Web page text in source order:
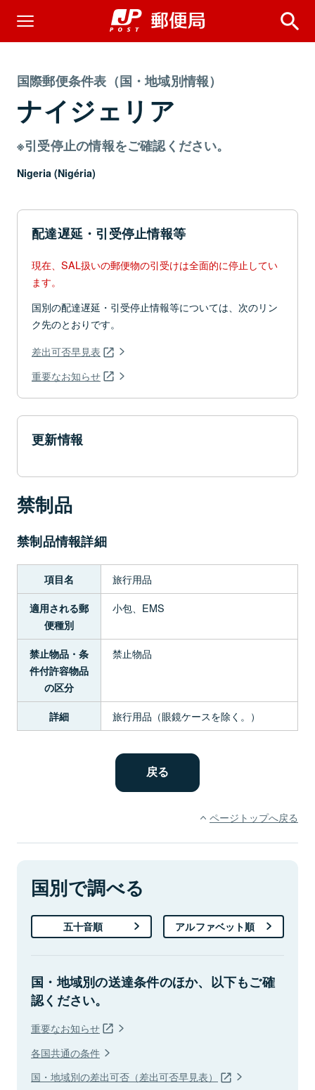
国際郵便条件表（国・地域別情報）
ナイジェリア
※引受停止の情報をご確認ください。
Nigeria (Nigéria)
配達遅延・引受停止情報等
現在、SAL扱いの郵便物の引受けは全面的に停止してい
ます。
国別の配達遅延・引受停止情報等については、次のリン
ク先のとおりです。
差出可否早見表
重要なお知らせ
更新情報
禁制品
禁制品情報詳細
項目名 旅行用品
適用される郵
便種別
小包、EMS
禁止物品・条
件付許容物品
の区分
禁止物品
詳細 旅行用品（眼鏡ケースを除く。）
ページトップへ戻る
国別で調べる
五十音順 アルファベット順
国・地域別の送達条件のほか、以下もご確
認ください。
重要なお知らせ
各国共通の条件
国・地域別の差出可否（差出可否早見表）